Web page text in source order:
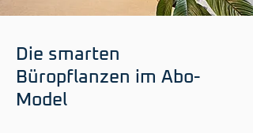
Die smarten
Büropflanzen im Abo-
Model